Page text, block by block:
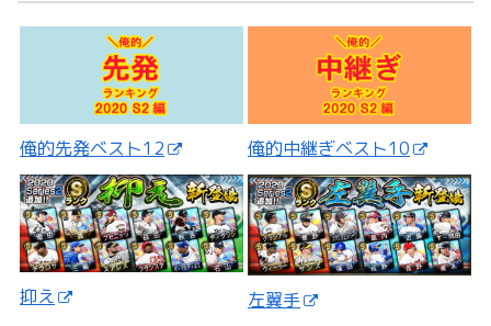
俺的先発ベスト12 俺的中継ぎベスト10
抑え 左翼手